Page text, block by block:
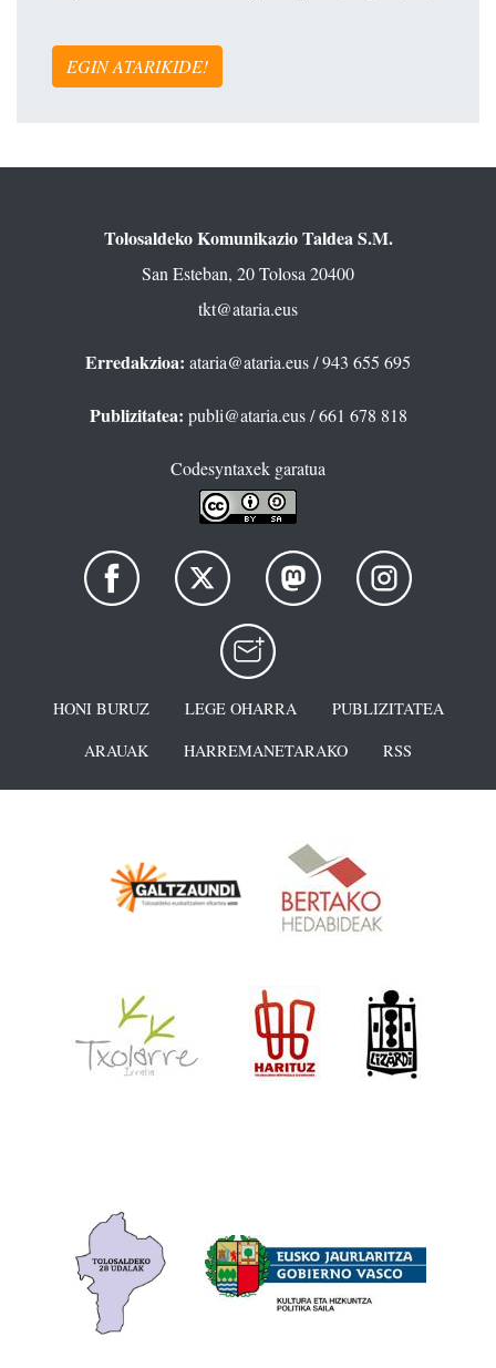
EGIN ATARIKIDE!
Tolosaldeko Komunikazio Taldea S.M.
San Esteban, 20 Tolosa 20400
tkt@ataria.eus
Erredakzioa: ataria@ataria.eus/ 943 655 695
Publizitatea: publi@ataria.eus/ 661 678 818
Codesyntaxek garatua
HONI BURUZ LEGE OHARRA
PUBLIZITATEA
ARAUAK
HARREMANETARAKO RSS